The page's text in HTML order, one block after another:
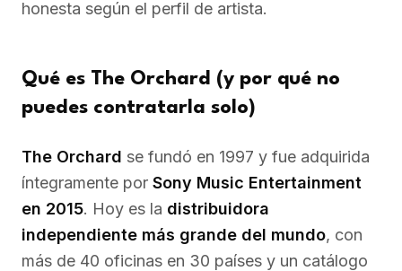
honesta según el perfil de artista.
Qué es The Orchard (y por qué no
puedes contratarla solo)
The Orchard se fundó en 1997 y fue adquirida
íntegramente por Sony Music Entertainment
en 2015. Hoy es la distribuidora
independiente más grande del mundo, con
más de 40 oficinas en 30 países y un catálogo